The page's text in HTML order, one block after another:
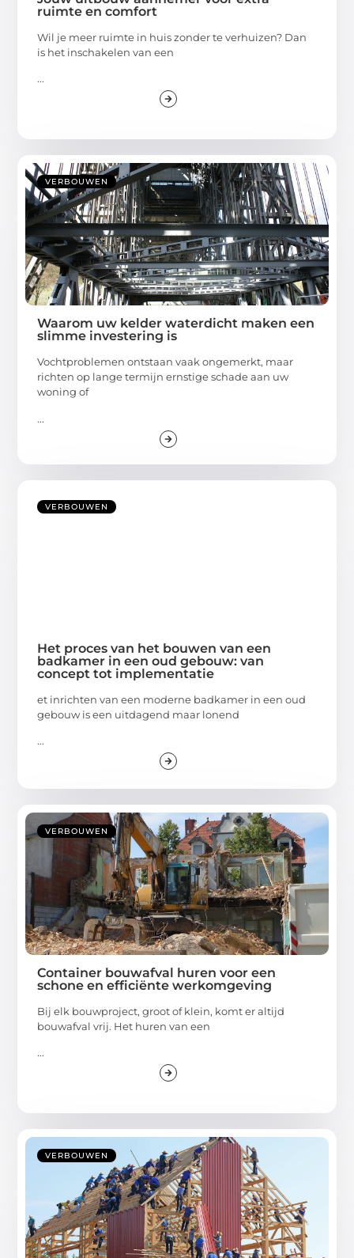
ruimte en comfort
Wil je meer ruimte in huis zonder te verhuizen? Dan
is het inschakelen van een
...
VERBOUWEN
Waarom uw kelder waterdicht maken een
slimme investering is
Vochtproblemen ontstaan vaak ongemerkt, maar
richten op lange termijn ernstige schade aan uw
woning of
...
VERBOUWEN
Het proces van het bouwen van een
badkamer in een oud gebouw: van
concept tot implementatie
et inrichten van een moderne badkamer in een oud
gebouw is een uitdagend maar lonend
...
VERBOUWEN
Container bouwafval huren voor een
schone en efficiënte werkomgeving
Bij elk bouwproject, groot of klein, komt er altijd
bouwafval vrij. Het huren van een
...
VERBOUWEN